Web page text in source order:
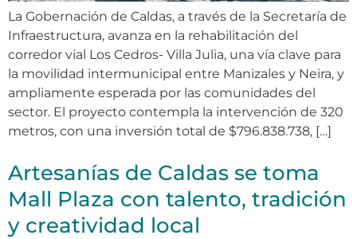
La Gobernación de Caldas, a través de la Secretaría de
Infraestructura, avanza en la rehabilitación del
corredor vial Los Cedros- Villa Julia, una vía clave para
la movilidad intermunicipal entre Manizales y Neira, y
ampliamente esperada por las comunidades del
sector. El proyecto contempla la intervención de 320
metros, con una inversión total de $796.838.738, […]
Artesanías de Caldas se toma
Mall Plaza con talento, tradición
y creatividad local